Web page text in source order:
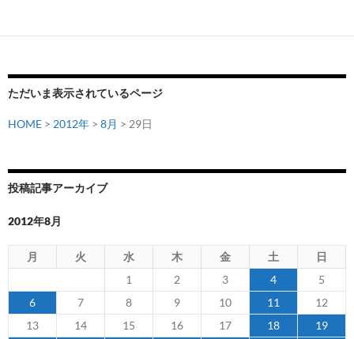
ー
プ
ル
ア
ジ
ア
最
ただいま表示されているページ
HOME > 2012年 > 8月 > 29日
投稿記事アーカイブ
2012年8月
月 火 水 木 金 土
日
1
2 3 4
5
6
7 8 9 10 11
12
13
14 15 16 17 18
19